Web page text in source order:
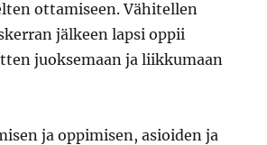
ottamiseen. Vähitellen
jälkeen lapsi oppii
juoksemaan ja liikkumaan
ja oppimisen, asioiden ja